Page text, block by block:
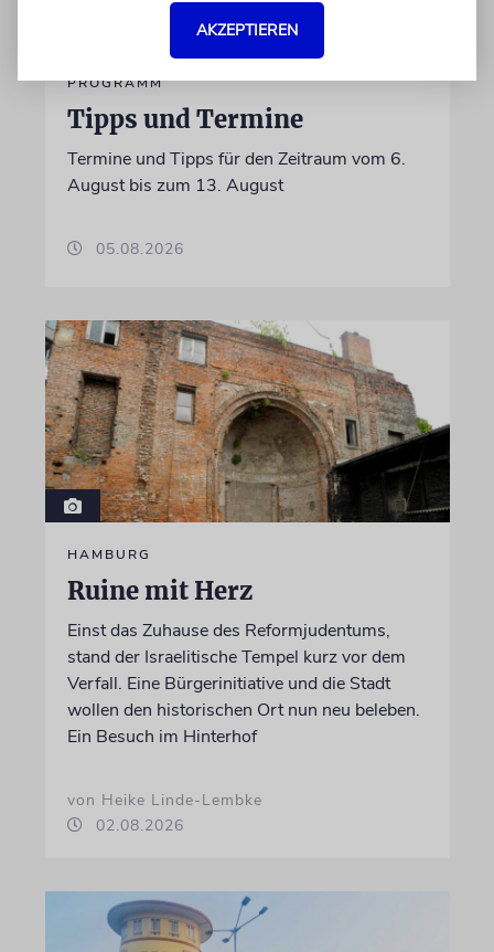
PROGRAMM
Tipps und Termine
Termine und Tipps für den Zeitraum vom 6.
August bis zum 13. August
05.08.2026
HAMBURG
Ruine mit Herz
Einst das Zuhause des Reformjudentums,
stand der Israelitische Tempel kurz vor dem
Verfall. Eine Bürgerinitiative und die Stadt
wollen den historischen Ort nun neu beleben.
Ein Besuch im Hinterhof
von Heike Linde-Lembke
02.08.2026
AKZEPTIEREN